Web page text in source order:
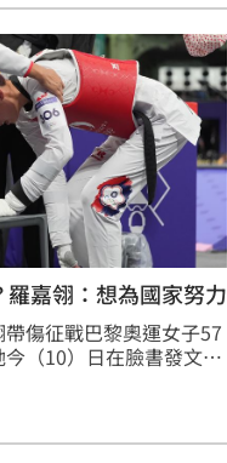
團隊與每一位在社群上
、為選手發聲的台灣
嘉翎：想為國家努力
傷征戰巴黎奧運女子57
（10）日在臉書發文解
想為自己和國家努力一